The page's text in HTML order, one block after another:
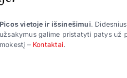
Picos vietoje ir išsinešimui. Didesnius
užsakymus galime pristatyti patys už
mokestį – Kontaktai.